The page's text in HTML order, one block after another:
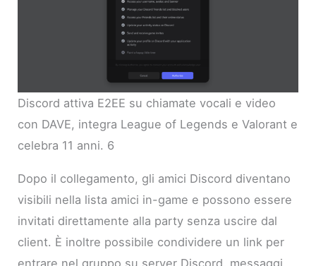
Discord attiva E2EE su chiamate vocali e video
con DAVE, integra League of Legends e Valorant e
celebra 11 anni. 6
Dopo il collegamento, gli amici Discord diventano
visibili nella lista amici in-game e possono essere
invitati direttamente alla party senza uscire dal
client. È inoltre possibile condividere un link per
entrare nel gruppo su server Discord, messaggi